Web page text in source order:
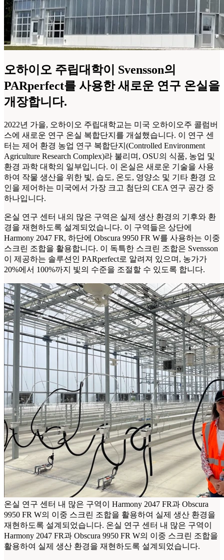
오하이오 주립대학이 Svensson의
PARperfect를 사용한 새로운 연구 온실을
개장합니다.
2022년 가을, 오하이오 주립대학교는 미국 오하이오주 콜럼버
스에 새로운 연구 온실 복합단지를 개설했습니다. 이 연구 센
터는 제어 환경 농업 연구 복합단지(Controlled Environment
Agriculture Research Complex)라 불리며, OSU의 식품, 농업 및
환경 과학 대학의 일부입니다. 이 온실은 새로운 기술을 사용
하여 작물 생산을 위한 빛, 습도, 온도, 영양소 및 기타 환경 요
인을 제어하는 미국에서 가장 크고 첨단의 CEA 연구 공간 중
하나입니다.
온실 연구 센터 내의 많은 구역은 실제 생산 환경의 기후와 환
경을 재현하도록 설계되었습니다. 이 구역들은 상단에
Harmony 2047 FR, 하단에 Obscura 9950 FR W를 사용하는 이중
스크린 조합을 활용합니다. 이 독특한 스크린 조합은 Svensson
이 제공하는 솔루션인 PARperfect로 알려져 있으며, 농가가
20%에서 100%까지 빛의 수준을 조절할 수 있도록 합니다.
온실 연구 센터 내 많은 구역이 Harmony 2047 FR과 Obscura
9950 FR W의 이중 스크린 조합을 활용하여 실제 생산 환경을
재현하도록 설계되었습니다. 온실 연구 센터 내 많은 구역이
Harmony 2047 FR과 Obscura 9950 FR W의 이중 스크린 조합을
활용하여 실제 생산 환경을 재현하도록 설계되었습니다.